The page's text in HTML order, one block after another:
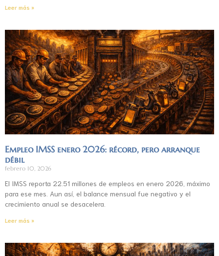
Leer más »
Empleo IMSS enero 2026: récord, pero arranque
débil
febrero 10, 2026
El IMSS reporta 22.51 millones de empleos en enero 2026, máximo
para ese mes. Aun así, el balance mensual fue negativo y el
crecimiento anual se desacelera.
Leer más »